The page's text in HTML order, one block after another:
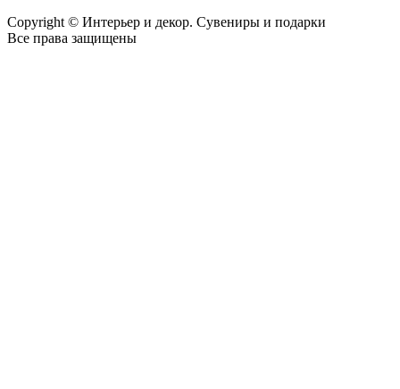
Copyright © Интерьер и декор. Сувениры и подарки
Все права защищены